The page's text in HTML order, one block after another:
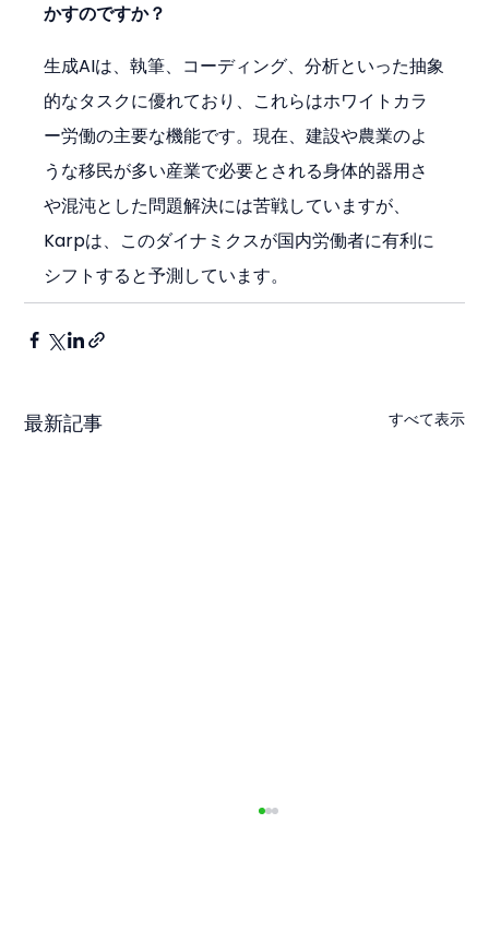
かすのですか？
生成AIは、執筆、コーディング、分析といった抽象
的なタスクに優れており、これらはホワイトカラ
ー労働の主要な機能です。現在、建設や農業のよ
うな移民が多い産業で必要とされる身体的器用さ
や混沌とした問題解決には苦戦していますが、
Karpは、このダイナミクスが国内労働者に有利に
シフトすると予測しています。
最新記事 すべて表示